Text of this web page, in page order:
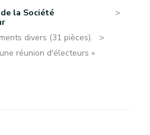
la Société
divers (31 pièces).
réunion d'électeurs »